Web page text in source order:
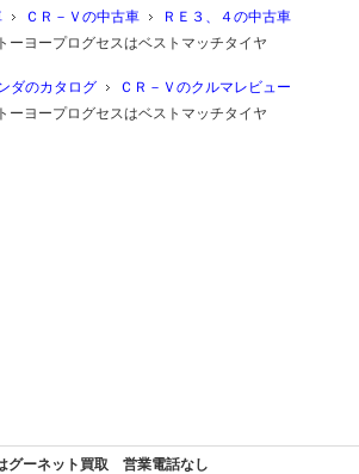
ＣＲ－Ｖの中古車
ＲＥ３、４の中古車
ーヨープログセスはベストマッチタイヤ
ダのカタログ
ＣＲ－Ｖのクルマレビュー
ーヨープログセスはベストマッチタイヤ
グーネット買取 営業電話なし